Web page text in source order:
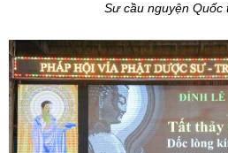
Sư cầu nguyện Quốc